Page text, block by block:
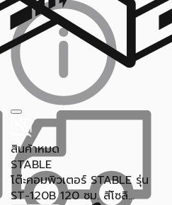
สินค้าหมด
STABLE
โต๊ะคอมพิวเตอร์ STABLE รุ่น
ST-120B 120 ซม. สีโซลิ...